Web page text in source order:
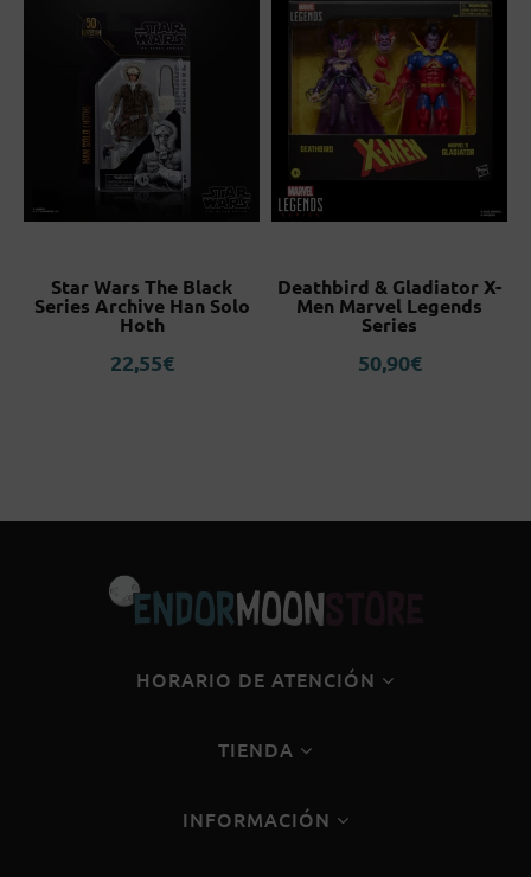
Star Wars The Black
Series Archive Han Solo
Hoth
22,55€
Deathbird & Gladiator X-
Men Marvel Legends
Series
50,90€
HORARIO DE ATENCIÓN
TIENDA
INFORMACIÓN